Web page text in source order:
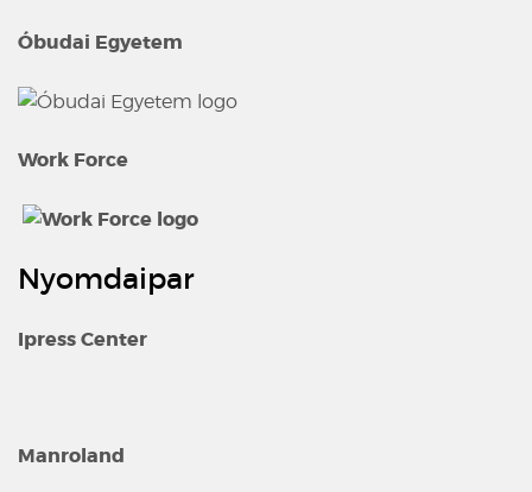
Óbudai Egyetem
Work Force
Nyomdaipar
Ipress Center
Manroland